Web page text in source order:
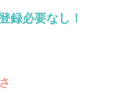
録必要なし！